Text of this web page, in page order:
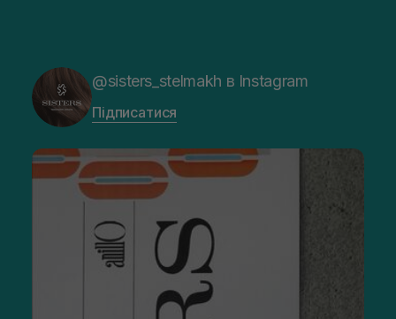
@sisters_stelmakh в Instagram
Підписатися